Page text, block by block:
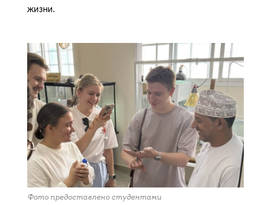
жизни.
Фото предоставлено студентами